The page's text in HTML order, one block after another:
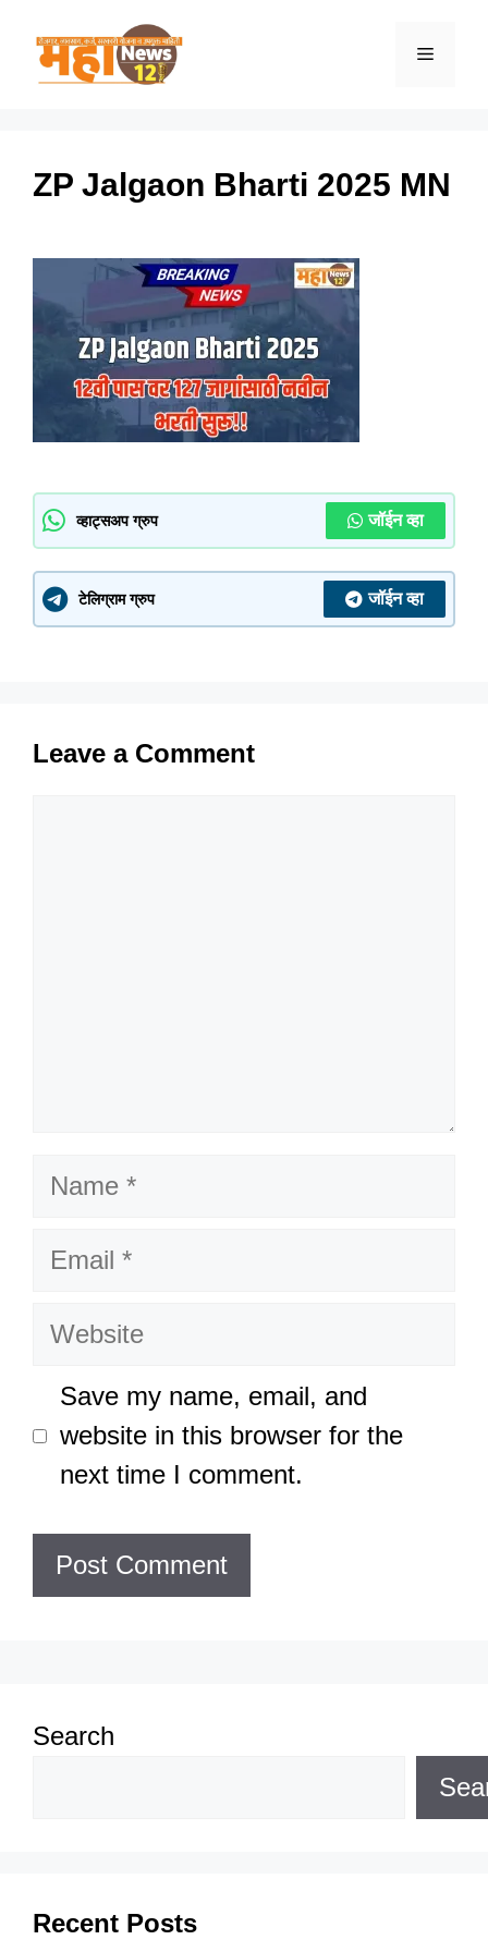
Menu
ZP Jalgaon Bharti 2025 MN
व्हाट्सअप ग्रुप जॉईन व्हा
टेलिग्राम ग्रुप जॉईन व्हा
Leave a Comment
Name
Email
Website
Save my name, email, and
website in this browser for the
next time I comment.
Search
Recent Posts